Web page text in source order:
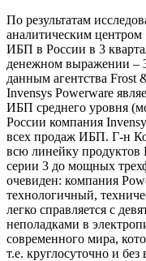
По результатам
аналитическим
ИБП в России в 3
денежном выражении
данным агентства Frost
Invensys Powerware
ИБП среднего уровня
России компания
всех продаж ИБП. Г-н
всю линейку продуктов
серии 3 до мощных
очевиден: компания
технологичный,
легко справляется с
неполадками в
современного мира,
т.е. круглосуточно и